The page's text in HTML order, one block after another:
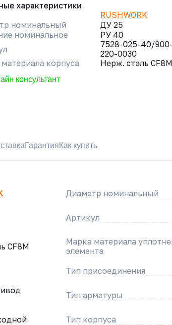
характеристики
RUSHWORK
номинальный
ДУ 25
номинальное
РУ 40
7528-025-40/900-
220-0030
корпуса
Нерж. сталь CF8M
консультант
Гарантия Как купить
Диаметр номинальный
Артикул
CF8M
Марка материала
элемента
Тип присоединения
Тип арматуры
Тип корпуса